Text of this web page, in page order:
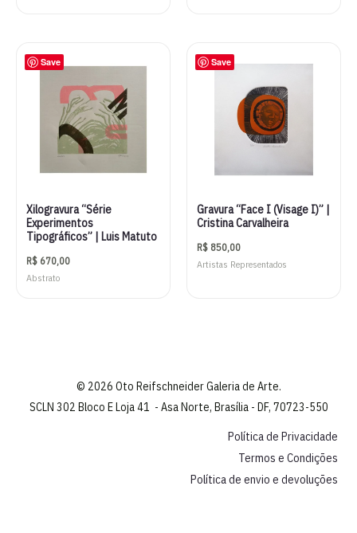
Save
Xilogravura “Série
Experimentos
Tipográficos” | Luis Matuto
R$ 670,00
Abstrato
Save
Gravura “Face I (Visage I)” |
Cristina Carvalheira
R$ 850,00
Artistas Representados
© 2026 Oto Reifschneider Galeria de Arte.
SCLN 302 Bloco E Loja 41 - Asa Norte, Brasília - DF, 70723-550
Política de Privacidade
Termos e Condições
Política de envio e devoluções